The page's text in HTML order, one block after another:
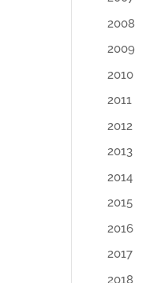
2008
2009
2010
2011
2012
2013
2014
2015
2016
2017
2018